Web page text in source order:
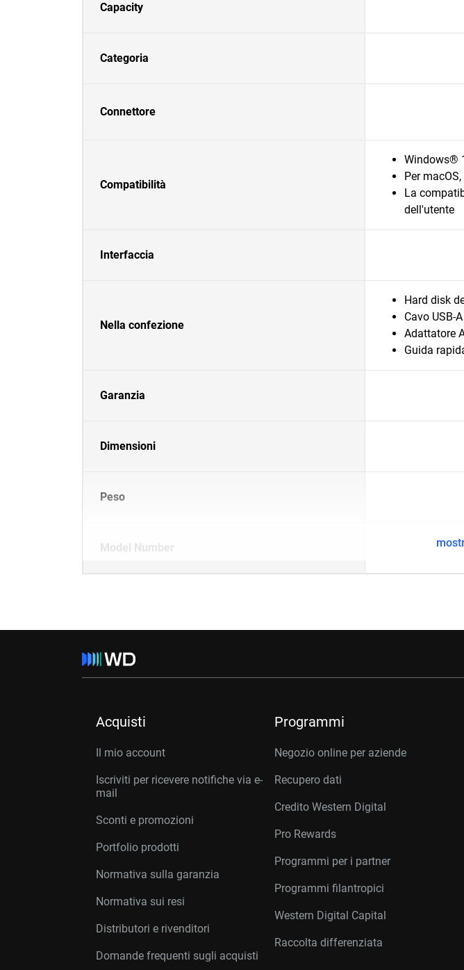
Capacity
Categoria
Connettore
Compatibilità
Windows®
Per
La
dell'utente
Interfaccia
Nella confezione
Hard disk
Cavo USB-
Adattatore
Guida
Garanzia
Dimensioni
Peso
Model Number
Acquisti
Il mio account
Iscriviti per ricevere notifiche via e-
mail
Sconti e promozioni
Portfolio prodotti
Normativa sulla garanzia
Normativa sui resi
Distributori e rivenditori
Domande frequenti sugli acquisti
Programmi
Negozio online per aziende
Recupero dati
Credito Western Digital
Pro Rewards
Programmi per i partner
Programmi filantropici
Western Digital Capital
Raccolta differenziata